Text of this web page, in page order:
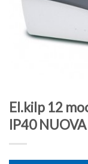
El.kilp 12
IP40 NUOVA